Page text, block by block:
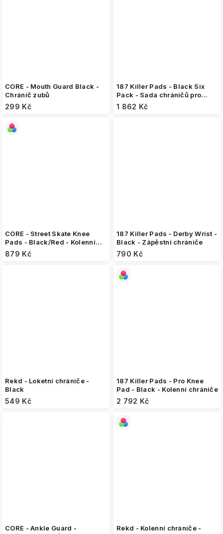
CORE - Mouth Guard Black -
Chránič zubů
299 Kč
187 Killer Pads - Black Six
Pack - Sada chráničů pro
dospělé
1 862 Kč
CORE - Street Skate Knee
Pads - Black/Red - Kolenní
chrániče
879 Kč
187 Killer Pads - Derby Wrist -
Black - Zápěstní chrániče
790 Kč
Rekd - Loketní chrániče -
Black
549 Kč
187 Killer Pads - Pro Knee
Pad - Black - Kolenní chrániče
2 792 Kč
CORE - Ankle Guard -
Rekd - Kolenní chrániče -